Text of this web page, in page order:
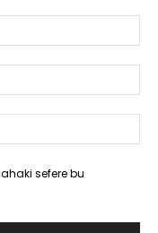
sefere bu